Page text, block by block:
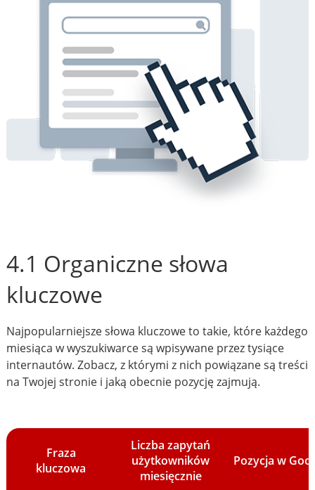
4.1 Organiczne słowa
kluczowe
Najpopularniejsze słowa kluczowe to takie, które każdego
miesiąca w wyszukiwarce są wpisywane przez tysiące
internautów. Zobacz, z którymi z nich powiązane są treści
na Twojej stronie i jaką obecnie pozycję zajmują.
Fraza
kluczowa
Liczba zapytań
użytkowników
miesięcznie
Pozycja w